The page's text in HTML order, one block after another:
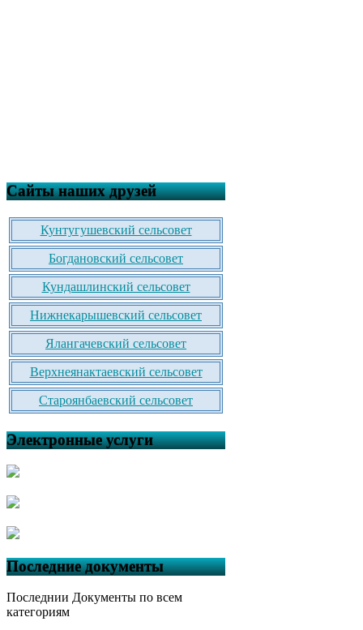
Сайты наших друзей
Кунтугушевский сельсовет
Богдановский сельсовет
Кундашлинский сельсовет
Нижнекарышевский сельсовет
Ялангачевский сельсовет
Верхнеянактаевский сельсовет
Староянбаевский сельсовет
Электронные услуги
Последние документы
Последнии Документы по всем
категориям